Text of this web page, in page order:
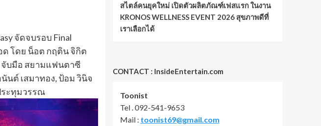
จัดจบรอบ Final
ด โดย น็อต กฤติน จิกิต
จับมือ สยามแฟนตาซี
นต์ เสมาทอง, ป้อม วินิจ
ระทุมวรรณ
สไตล์คนยุคใหม่ เปิดตัวผลิตภัณฑ์เฟสแรก ในงาน
KRONOS WELLNESS EVENT 2026 สุขภาพดีที่
เราเลือกได้
CONTACT : InsideEntertain.com
Toonist
Tel . 092-541-9653
Mail : toonist69@gmail.com